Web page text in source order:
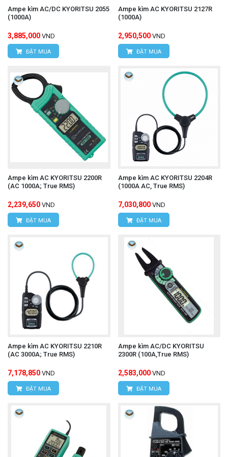
HÙNG NGUYÊN TECH - TP HỒ CHÍ MINH
Địa chỉ:
D7/6B đường Dương Đình Cúc, Xã Tân
Kiên, Huyện Bình Chánh, TP. Hồ Chí Minh.
Email:vantien2307@gmail.com
Website: www.hungnguyentech.vn
Xem thêm: Đồng hồ vạn năng UNI-T UT191E
Ampe kìm AC/DC KYORITSU 2055
(1000A)
3,885,000 VND
ĐẶT MUA
Ampe kìm AC KYORITSU 2127R
(1000A)
2,950,500 VND
ĐẶT MUA
Ampe kìm AC KYORITSU 2200R
(AC 1000A; True RMS)
2,239,650 VND
ĐẶT MUA
Ampe kìm AC KYORITSU 2204R
(1000A AC, True RMS)
7,030,800 VND
ĐẶT MUA
Ampe kìm AC KYORITSU 2210R
(AC 3000A; True RMS)
7,178,850 VND
ĐẶT MUA
Ampe kìm AC/DC KYORITSU
2300R (100A,True RMS)
2,583,000 VND
ĐẶT MUA